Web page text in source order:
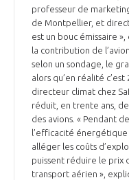
professeur de
de Montpellier, et
est un bouc émissaire
la contribution de
selon un sondage, le
alors qu’en réalité c’est
directeur climat chez
réduit, en trente ans,
des avions. « Pendant
l’efficacité énergétique
alléger les coûts
puissent réduire le prix
transport aérien »,